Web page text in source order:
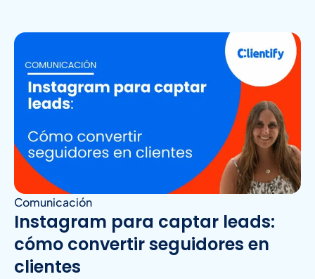
Comunicación
Instagram para captar leads:
cómo convertir seguidores en
clientes